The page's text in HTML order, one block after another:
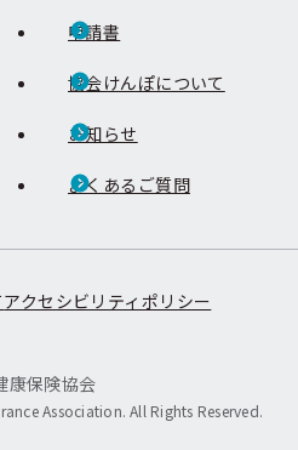
申請書
協会けんぽについて
お知らせ
よくあるご質問
アクセシビリティポリシー
康保険協会
Association. All Rights Reserved.